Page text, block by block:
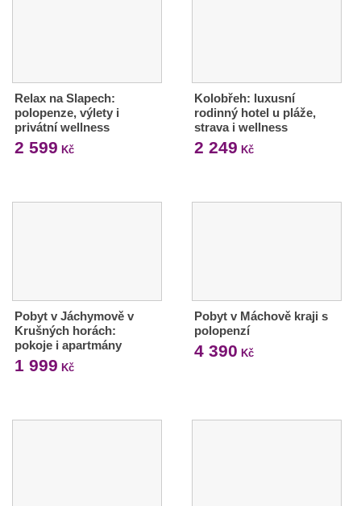
Relax na Slapech:
polopenze, výlety i
privátní wellness
2 599 Kč
Kolobřeh: luxusní
rodinný hotel u pláže,
strava i wellness
2 249 Kč
Pobyt v Jáchymově v
Krušných horách:
pokoje i apartmány
1 999 Kč
Pobyt v Máchově kraji s
polopenzí
4 390 Kč